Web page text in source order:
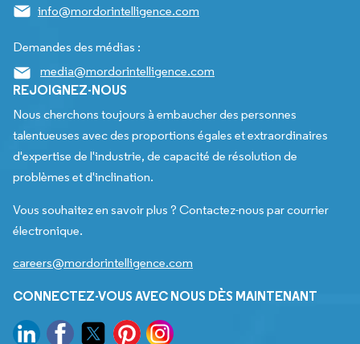
info@mordorintelligence.com
Demandes des médias :
media@mordorintelligence.com
REJOIGNEZ-NOUS
Nous cherchons toujours à embaucher des personnes
talentueuses avec des proportions égales et extraordinaires
d'expertise de l'industrie, de capacité de résolution de
problèmes et d'inclination.
Vous souhaitez en savoir plus ? Contactez-nous par courrier
électronique.
careers@mordorintelligence.com
CONNECTEZ-VOUS AVEC NOUS DÈS MAINTENANT